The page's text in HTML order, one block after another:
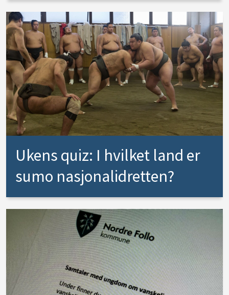
Ukens quiz: I hvilket land er
sumo nasjonalidretten?